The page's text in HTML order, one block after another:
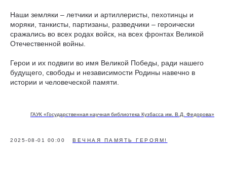
Наши земляки – летчики и артиллеристы, пехотинцы и
моряки, танкисты, партизаны, разведчики – героически
сражались во всех родах войск, на всех фронтах Великой
Отечественной войны.
Герои и их подвиги во имя Великой Победы, ради нашего
будущего, свободы и независимости Родины навечно в
истории и человеческой памяти.
ГАУК «Государственная научная библиотека Кузбасса им. В.Д. Федорова»
2025-08-01 00:00 ВЕЧНАЯ ПАМЯТЬ ГЕРОЯМ!